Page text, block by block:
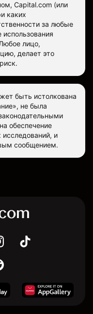
Capital.com (или
каких
за любые
лицо,
делает это
быть истолкована
не была
обеспечение
и
сообщением.